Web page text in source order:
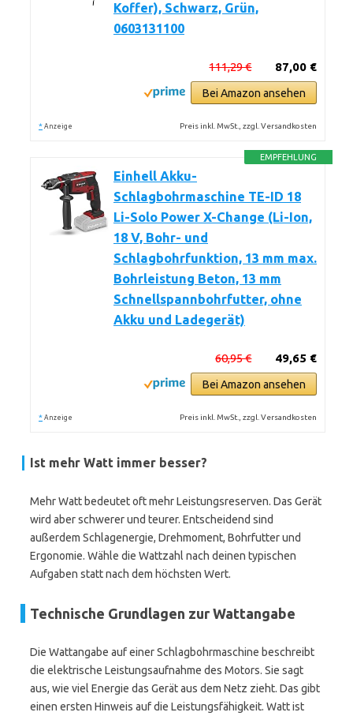
Koffer), Schwarz, Grün,
0603131100
87,00 €
111,29 €
Bei Amazon ansehen
* Anzeige Preis inkl. MwSt., zzgl. Versandkosten
EMPFEHLUNG
Einhell Akku-
Schlagbohrmaschine TE-ID 18
Li-Solo Power X-Change (Li-Ion,
18 V, Bohr- und
Schlagbohrfunktion, 13 mm max.
Bohrleistung Beton, 13 mm
Schnellspannbohrfutter, ohne
Akku und Ladegerät)
49,65 €
60,95 €
Bei Amazon ansehen
* Anzeige Preis inkl. MwSt., zzgl. Versandkosten
Ist mehr Watt immer besser?
Mehr Watt bedeutet oft mehr Leistungsreserven. Das Gerät
wird aber schwerer und teurer. Entscheidend sind
außerdem Schlagenergie, Drehmoment, Bohrfutter und
Ergonomie. Wähle die Wattzahl nach deinen typischen
Aufgaben statt nach dem höchsten Wert.
Technische Grundlagen zur Wattangabe
Die Wattangabe auf einer Schlagbohrmaschine beschreibt
die elektrische Leistungsaufnahme des Motors. Sie sagt
aus, wie viel Energie das Gerät aus dem Netz zieht. Das gibt
einen ersten Hinweis auf die Leistungsfähigkeit. Watt ist